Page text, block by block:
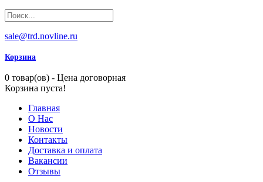
sale@trd.novline.ru
Корзина
0 товар(ов) - Цена договорная
Корзина пуста!
Главная
О Нас
Новости
Контакты
Доставка и оплата
Вакансии
Отзывы